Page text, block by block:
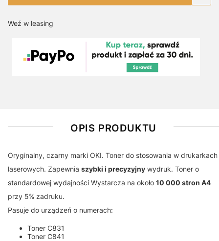
Weź w leasing
OPIS PRODUKTU
Oryginalny, czarny marki OKI. Toner do stosowania w drukarkach
laserowych. Zapewnia szybki i precyzyjny wydruk. Toner o
standardowej wydajności Wystarcza na około 10 000 stron A4
przy 5% zadruku.
Pasuje do urządzeń o numerach:
Toner C831
Toner C841